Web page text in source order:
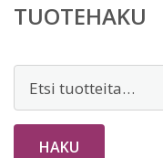
TUOTEHAKU
HAKU